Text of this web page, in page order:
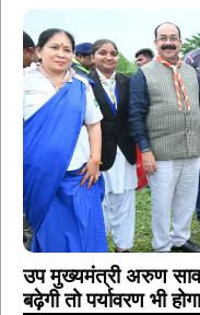
उप मुख्यमंत्री अरुण साव
बढ़ेगी तो पर्यावरण भी